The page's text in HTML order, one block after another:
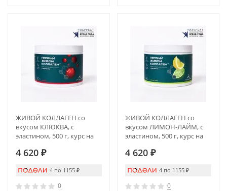
ЖИВОЙ КОЛЛАГЕН со
вкусом КЛЮКВА, с
эластином, 500 г, курс на
4 620 ₽
4 по 1155 ₽
0
ЖИВОЙ КОЛЛАГЕН со
вкусом ЛИМОН-ЛАЙМ, с
эластином, 500 г, курс на
4 620 ₽
4 по 1155 ₽
0